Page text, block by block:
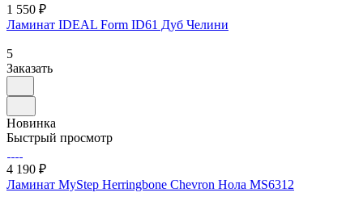
1 550 ₽
Ламинат IDEAL Form ID61 Дуб Челини
5
Заказать
Новинка
Быстрый просмотр
4 190 ₽
Ламинат MyStep Herringbone Chevron Нола MS6312